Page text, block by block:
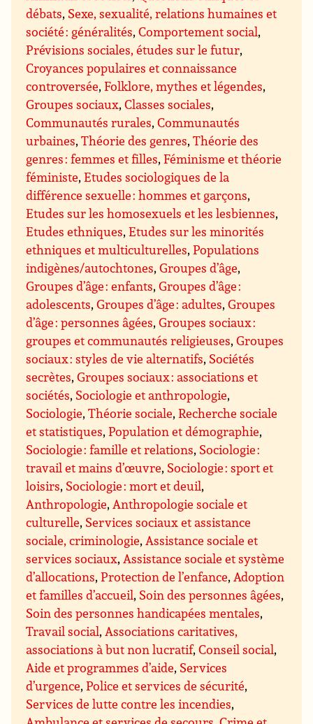
débats, Sexe, sexualité, relations humaines et
société : généralités,Comportement social,
Prévisions sociales, études sur le futur,
Croyances populaires et connaissance
controversée,Folklore, mythes et légendes,
Groupes sociaux,Classes sociales,
Communautés rurales,Communautés
urbaines,Théorie des genres,Théorie des
genres : femmes et filles,Féminisme et théorie
féministe,Etudes sociologiques de la
différence sexuelle : hommes et garçons,
Etudes sur les homosexuels et les lesbiennes,
Etudes ethniques,Etudes sur les minorités
ethniques et multiculturelles,Populations
indigènes/autochtones,Groupes d’âge,
Groupes d’âge : enfants,Groupes d’âge :
adolescents,Groupes d’âge : adultes,Groupes
d’âge : personnes âgées,Groupes sociaux :
groupes et communautés religieuses,Groupes
sociaux : styles de vie alternatifs, Sociétés
secrètes,Groupes sociaux : associations et
sociétés, Sociologie et anthropologie,
Sociologie,Théorie sociale,Recherche sociale
et statistiques,Population et démographie,
Sociologie : famille et relations, Sociologie :
travail et mains d’œuvre, Sociologie : sport et
loisirs, Sociologie : mort et deuil,
Anthropologie,Anthropologie sociale et
culturelle, Services sociaux et assistance
sociale, criminologie,Assistance sociale et
services sociaux,Assistance sociale et système
d’allocations,Protection de l’enfance,Adoption
et familles d’accueil, Soin des personnes âgées,
Soin des personnes handicapées mentales,
Travail social,Associations caritatives,
associations à but non lucratif,Conseil social,
Aide et programmes d’aide, Services
d’urgence,Police et services de sécurité,
Services de lutte contre les incendies,